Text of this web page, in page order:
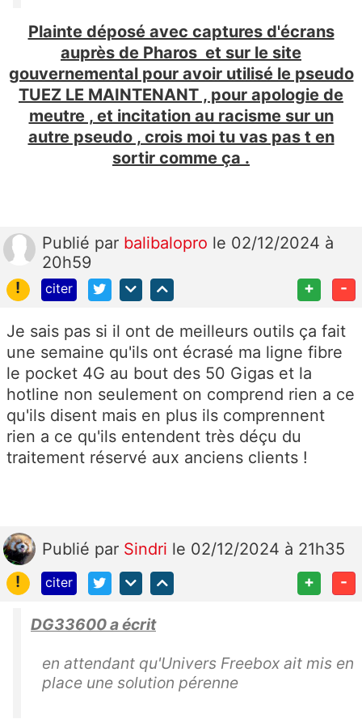
Plainte déposé avec captures d'écrans
auprès de Pharos et sur le site
gouvernemental pour avoir utilisé le pseudo
TUEZ LE MAINTENANT , pour apologie de
meutre , et incitation au racisme sur un
autre pseudo , crois moi tu vas pas t en
sortir comme ça .
Publié par balibalopro le 02/12/2024 à
20h59
!
citer + -
Je sais pas si il ont de meilleurs outils ça fait
une semaine qu'ils ont écrasé ma ligne fibre
le pocket 4G au bout des 50 Gigas et la
hotline non seulement on comprend rien a ce
qu'ils disent mais en plus ils comprennent
rien a ce qu'ils entendent très déçu du
traitement réservé aux anciens clients !
Publié par Sindri le 02/12/2024 à 21h35
!
citer + -
DG33600 a écrit
en attendant qu'Univers Freebox ait mis en
place une solution pérenne